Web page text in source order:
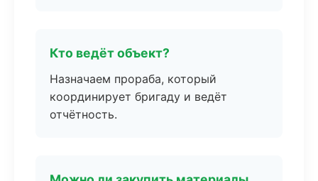
Кто ведёт объект?
Назначаем прораба, который
координирует бригаду и ведёт
отчётность.